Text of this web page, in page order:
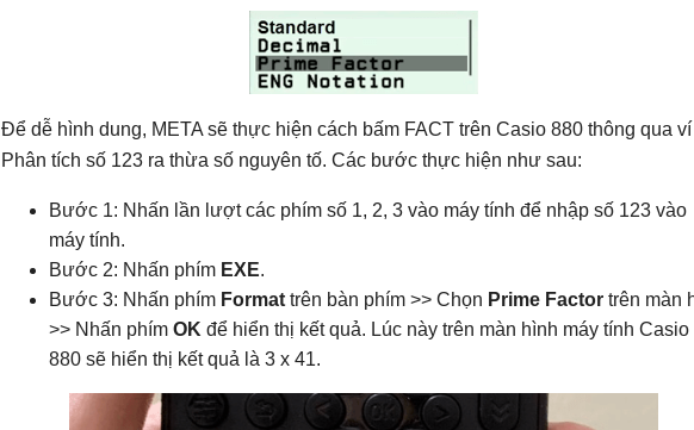
Để dễ hình dung, META sẽ thực hiện cách bấm FACT trên Casio 880 thông qua
Phân tích số 123 ra thừa số nguyên tố. Các bước thực hiện như sau:
Bước 1: Nhấn lần lượt các phím số 1, 2, 3 vào máy tính để nhập số 123 vào
máy tính.
Bước 2: Nhấn phím EXE.
Bước 3: Nhấn phím Format trên bàn phím >> Chọn Prime Factor trên màn
>> Nhấn phím OK để hiển thị kết quả. Lúc này trên màn hình máy tính Casio
880 sẽ hiển thị kết quả là 3 x 41.